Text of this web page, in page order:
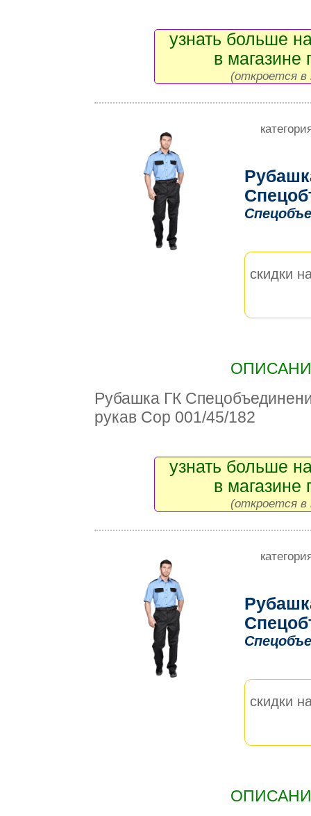
узнать больше
в магазине
(откроется в
скидки
Рубашка ГК
рукав Сор 001/45/182
узнать больше
в магазине
(откроется в
скидки